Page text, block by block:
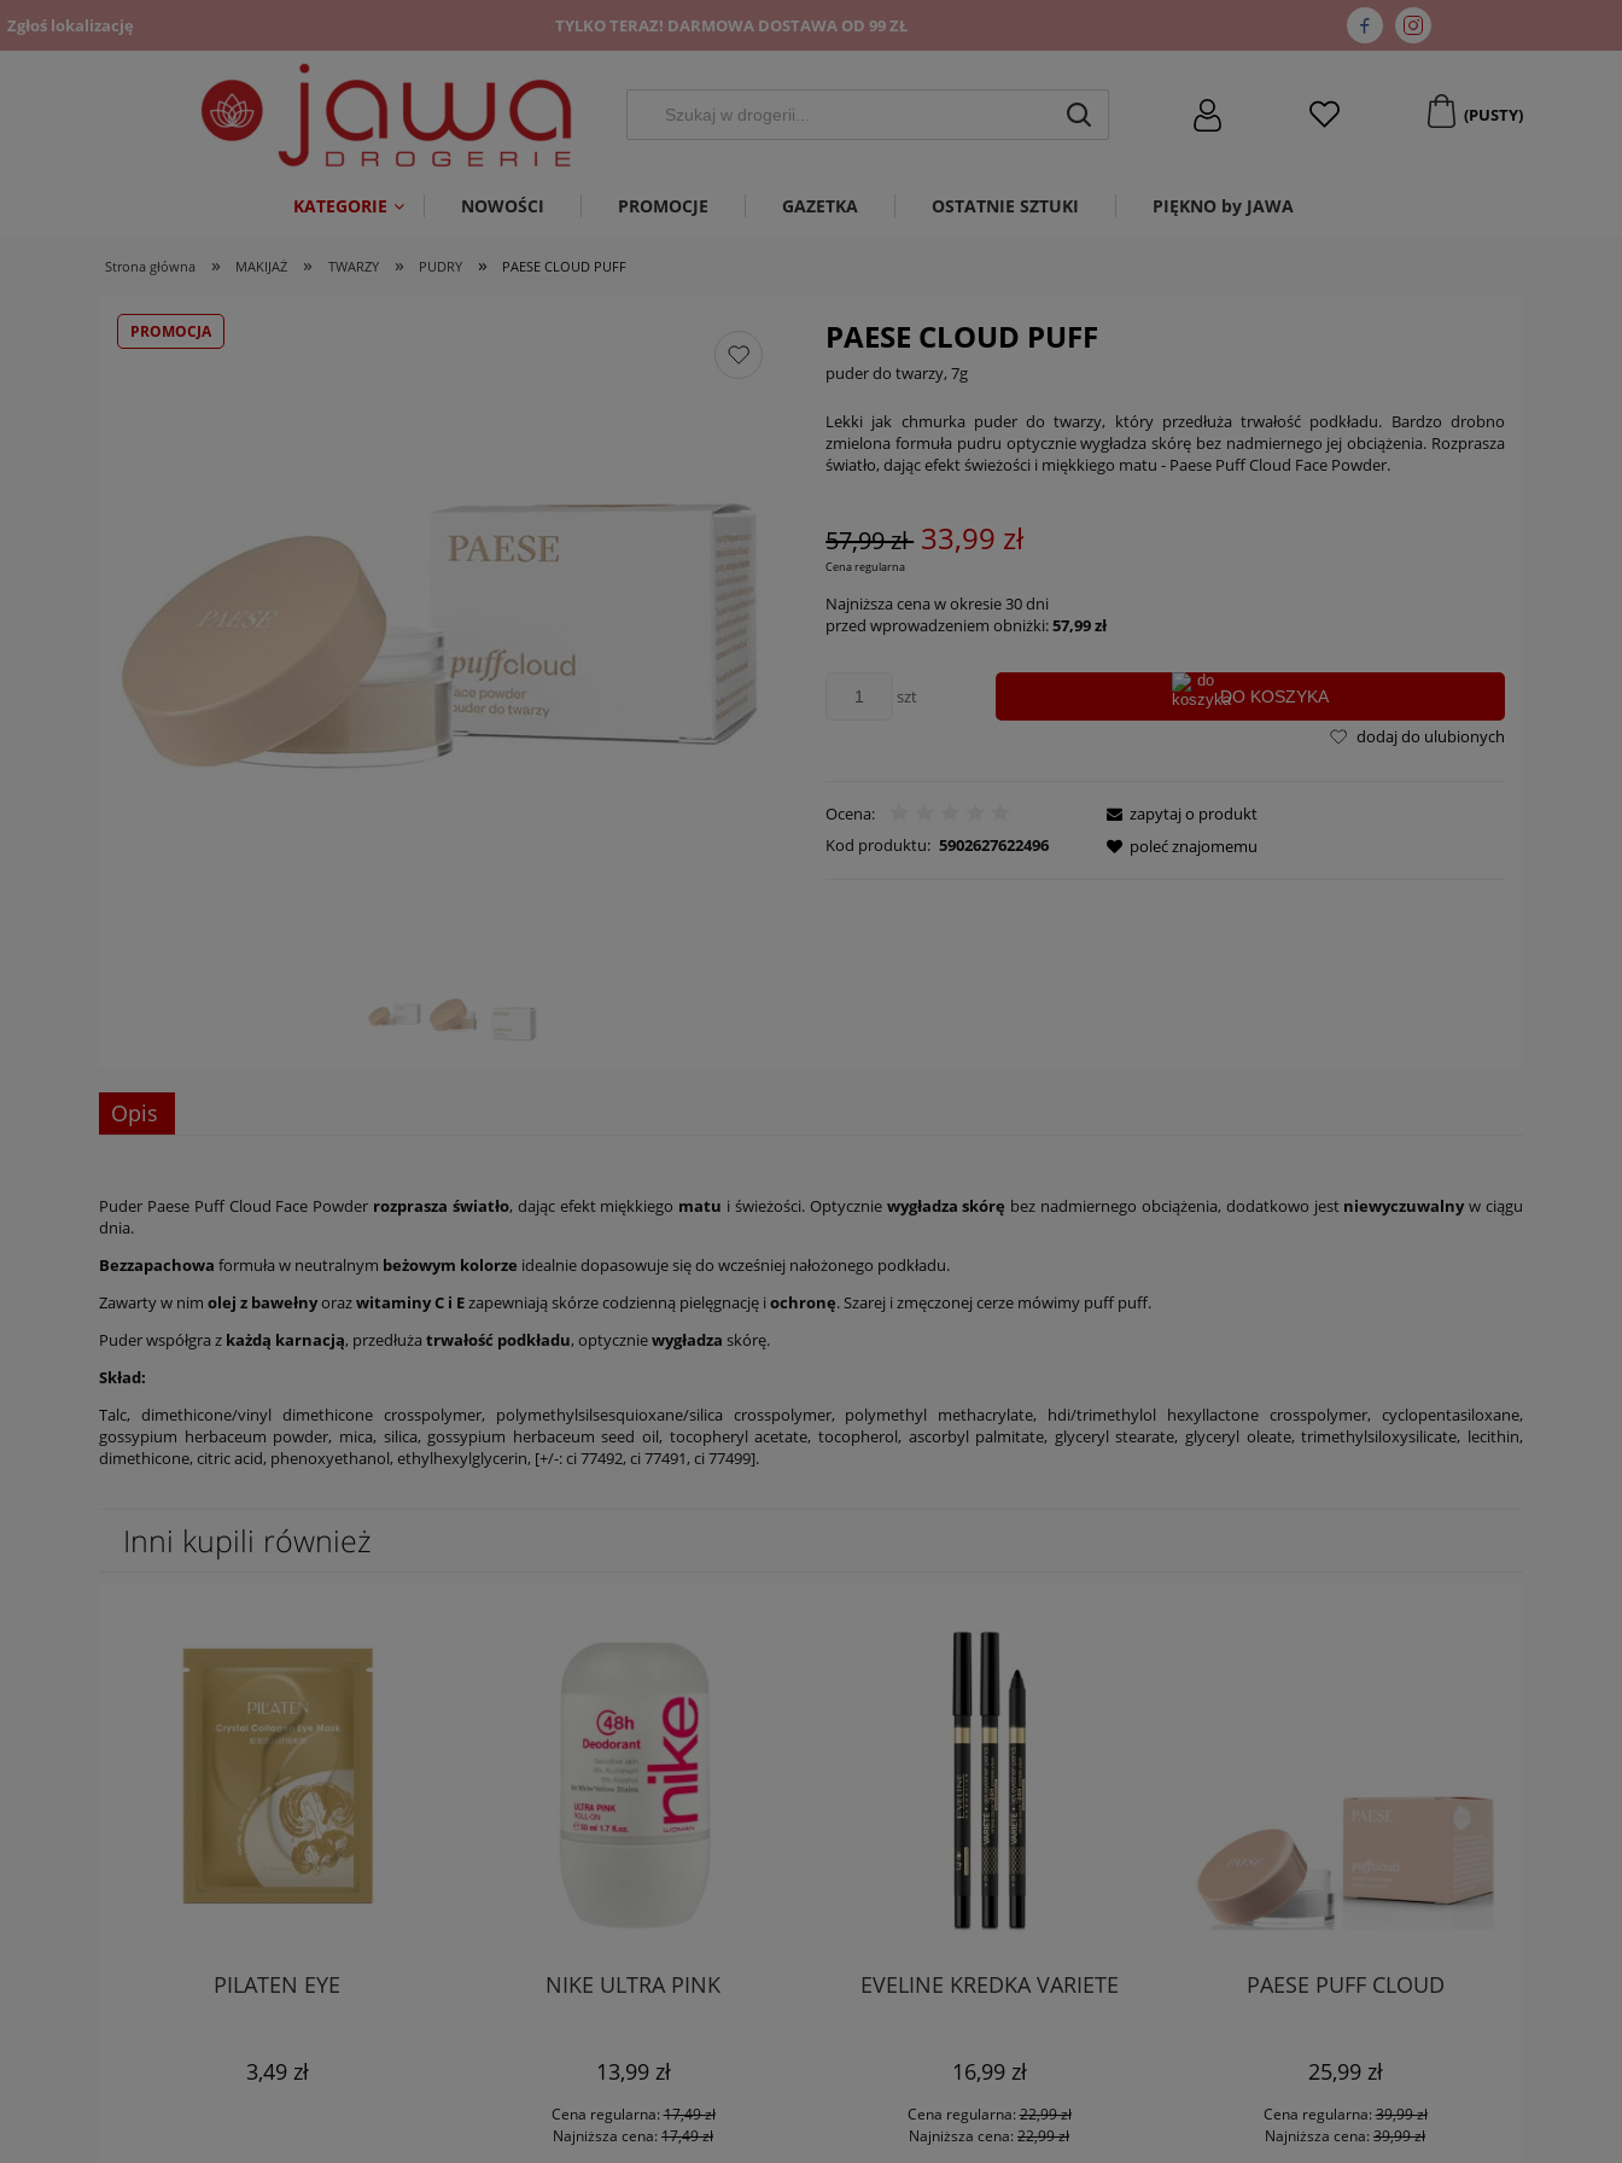
Zgłoś lokalizację TYLKO TERAZ! DARMOWA DOSTAWA OD 99 ZŁ
(PUSTY)
KATEGORIE NOWOŚCI PROMOCJE GAZETKA OSTATNIE SZTUKI PIĘKNO by JAWA
Strona główna » MAKIJAŻ » TWARZY » PUDRY » PAESE CLOUD PUFF
PROMOCJA PAESE CLOUD PUFF
puder do twarzy, 7g
Lekki jak chmurka puder do twarzy, który przedłuża trwałość podkładu. Bardzo drobno
zmielona formuła pudru optycznie wygładza skórę bez nadmiernego jej obciążenia. Rozprasza
światło, dając efekt świeżości i miękkiego matu - Paese Puff Cloud Face Powder.
57,99 zł
Cena regularna
33,99 zł
Najniższa cena w okresie 30 dni
przed wprowadzeniem obniżki:57,99 zł
szt DO KOSZYKA
dodaj do ulubionych
Ocena:
Kod produktu: 5902627622496
zapytaj o produkt
poleć znajomemu
Opis
Puder Paese Puff Cloud Face Powder rozprasza światło, dając efekt miękkiego matu i świeżości. Optycznie wygładza skórę bez nadmiernego obciążenia, dodatkowo jest niewyczuwalnyw ciągu
dnia.
Bezzapachowa formuła w neutralnym beżowym kolorze idealnie dopasowuje się do wcześniej nałożonego podkładu.
Zawarty w nim olej z bawełnyorazwitaminy C i Ezapewniają skórze codzienną pielęgnację i ochronę. Szarej i zmęczonej cerze mówimy puff puff.
Puder współgra z każdą karnacją, przedłuża trwałość podkładu, optyczniewygładza skórę.
Skład:
Talc, dimethicone/vinyl dimethicone crosspolymer, polymethylsilsesquioxane/silica crosspolymer, polymethyl methacrylate, hdi/trimethylol hexyllactone crosspolymer, cyclopentasiloxane,
gossypium herbaceum powder, mica, silica, gossypium herbaceum seed oil, tocopheryl acetate, tocopherol, ascorbyl palmitate, glyceryl stearate, glyceryl oleate, trimethylsiloxysilicate, lecithin,
dimethicone, citric acid, phenoxyethanol, ethylhexylglycerin, [+/-: ci 77492, ci 77491, ci 77499].
Inni kupili również
PILATEN EYE
3,49 zł
NIKE ULTRA PINK
13,99 zł
Cena regularna:17,49 zł
Najniższa cena: 17,49 zł
EVELINE KREDKA VARIETE
16,99 zł
Cena regularna:22,99 zł
Najniższa cena: 22,99 zł
PAESE PUFF CLOUD
25,99 zł
Cena regularna:39,99 zł
Najniższa cena: 39,99 zł